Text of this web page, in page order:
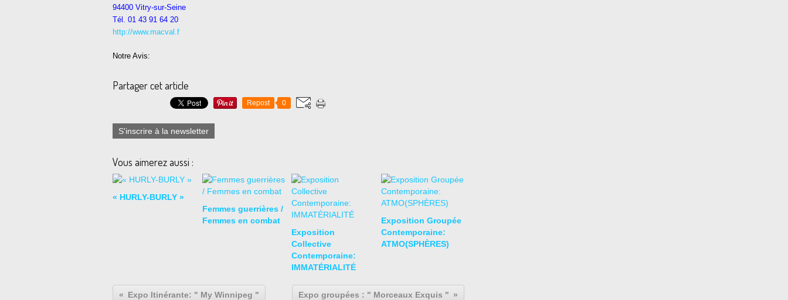
94400 Vitry-sur-Seine
Tél. 01 43 91 64 20
http://www.macval.f
Notre Avis:
Partager cet article
Repost 0
S'inscrire à la newsletter
Vous aimerez aussi :
« HURLY-BURLY »
Femmes guerrières /
Femmes en combat
Exposition
Collective
Contemporaine:
IMMATÉRIALITÉ
Exposition Groupée
Contemporaine:
ATMO(SPHÈRES)
Expo Itinérante: " My Winnipeg " Expo groupées : " Morceaux Exquis "